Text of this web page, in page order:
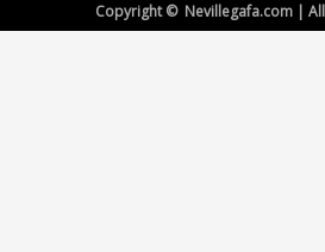
Copyright © Nevillegafa.com | All